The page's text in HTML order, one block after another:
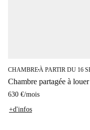
CHAMBRE■À PARTIR DU 16
Chambre partagée à
630 €/mois
+d'infos